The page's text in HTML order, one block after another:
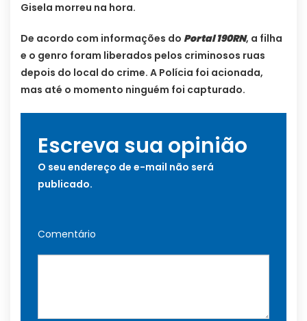
Gisela morreu na hora.
De acordo com informações do Portal 190RN, a filha
e o genro foram liberados pelos criminosos ruas
depois do local do crime. A Polícia foi acionada,
mas até o momento ninguém foi capturado.
Escreva sua opinião
O seu endereço de e-mail não será
publicado.
Comentário